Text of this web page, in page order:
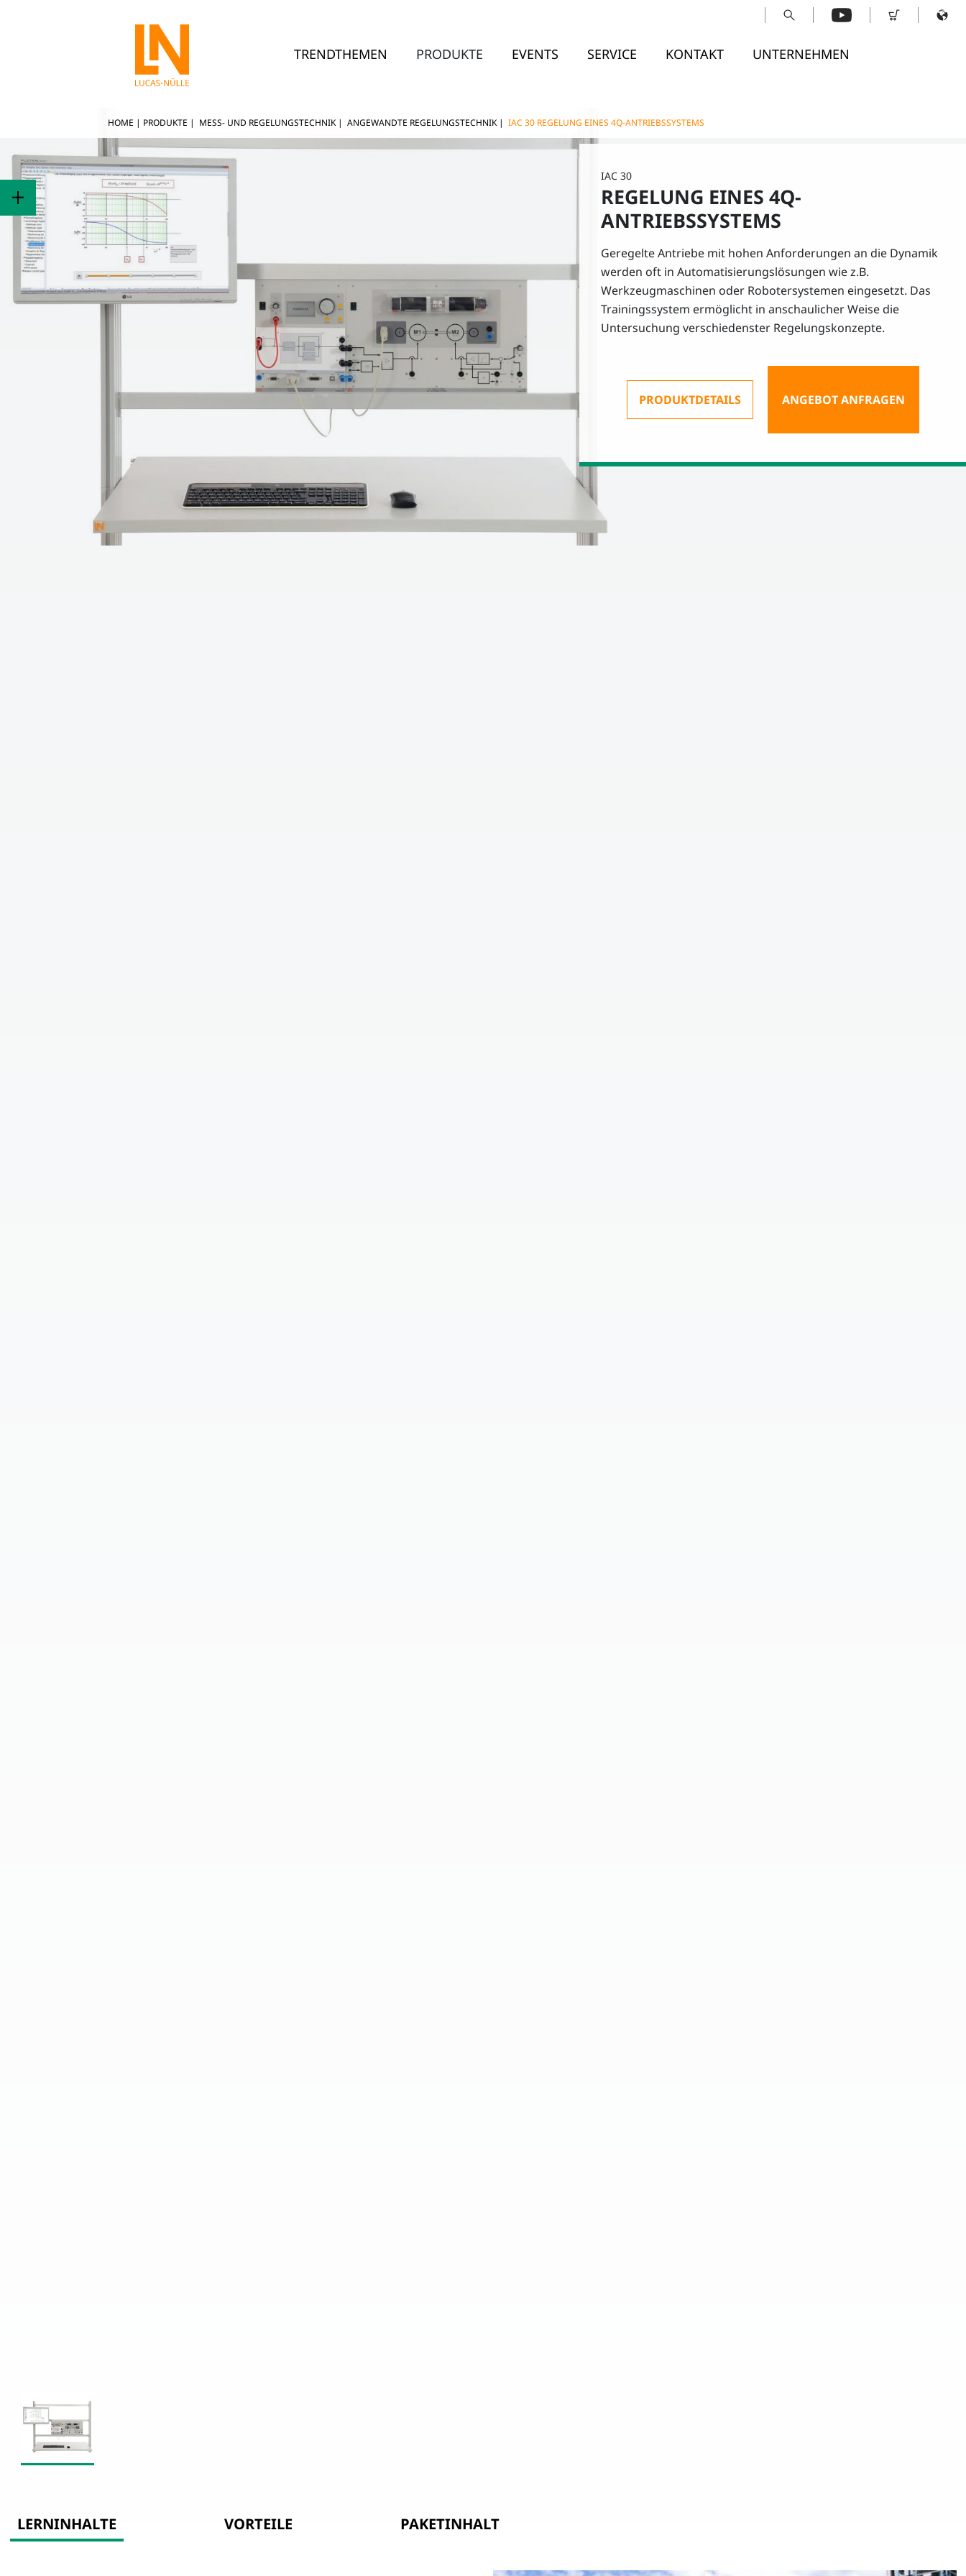
TRENDTHEMEN PRODUKTE EVENTS SERVICE KONTAKT UNTERNEHMEN
HOME | PRODUKTE | MESS- UND REGELUNGSTECHNIK | ANGEWANDTE REGELUNGSTECHNIK | IAC 30 REGELUNG EINES 4Q-ANTRIEBSSYSTEMS
IAC 30
REGELUNG EINES 4Q-
ANTRIEBSSYSTEMS
Geregelte Antriebe mit hohen Anforderungen an die Dynamik
werden oft in Automatisierungslösungen wie z.B.
Werkzeugmaschinen oder Robotersystemen eingesetzt. Das
Trainingssystem ermöglicht in anschaulicher Weise die
Untersuchung verschiedenster Regelungskonzepte.
PRODUKTDETAILS ANGEBOT ANFRAGEN
LERNINHALTE VORTEILE PAKETINHALT